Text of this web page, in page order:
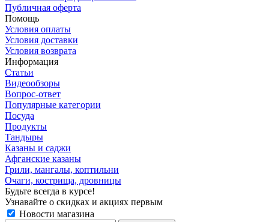
Публичная оферта
Помощь
Условия оплаты
Условия доставки
Условия возврата
Информация
Статьи
Видеообзоры
Вопрос-ответ
Популярные категории
Посуда
Продукты
Тандыры
Казаны и саджи
Афганские казаны
Грили, мангалы, коптильни
Очаги, кострища, дровницы
Будьте всегда в курсе!
Узнавайте о скидках и акциях первым
Новости магазина